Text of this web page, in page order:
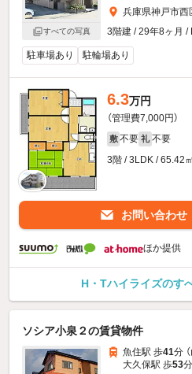
すべての写真
兵庫県神戸市西
3階建 / 29年8ヶ月 /
駐車場あり 駐輪場あり
6.3万円
（管理費7,000円）
敷 不要 礼 不要
3階 / 3LDK / 65.42㎡
お問い合わせ
ほか提供
H・Tハイライズのす
ソシア小泉２の賃貸物件
魚住駅 歩41分
大久保駅 歩53